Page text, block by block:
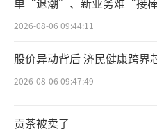
66万个终端渠道加起
医药价格工作座谈会
售药店、网络药店等
推进治理不公平高价
自主合理制定价格。
难关待闯
2026-08-06 09:44:11
股价异动背后 济民健康跨界
2026-08-06 09:47:49
贡茶被卖了